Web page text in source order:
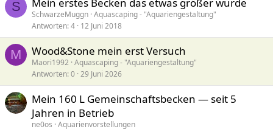
S Mein erstes Becken das etwas größer wurde
SchwarzeMuggn Aquascaping - "Aquariengestaltung"
Antworten 4 12 Juni 2018
M Wood&Stone mein erst Versuch
Maori1992 Aquascaping - "Aquariengestaltung"
Antworten 0 29 Juni 2026
Mein 160 L Gemeinschaftsbecken — seit 5
Jahren in Betrieb
ne0os Aquarienvorstellungen